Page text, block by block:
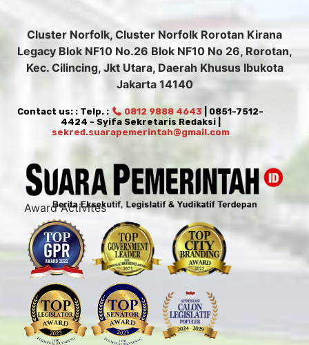
Cluster Norfolk, Cluster Norfolk Rorotan Kirana
Legacy Blok NF10 No.26 Blok NF10 No 26, Rorotan,
Kec. Cilincing, Jkt Utara, Daerah Khusus Ibukota
Jakarta 14140
Contact us: : Telp. : 0812 9888 4643 | 0851-7512-
4424 - Syifa Sekretaris Redaksi |
sekred.suarapemerintah@gmail.com
Award Activites